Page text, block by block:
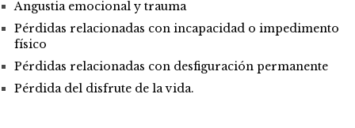
Angustia emocional y trauma
Pérdidas relacionadas con incapacidad o impedimento
físico
Pérdidas relacionadas con desfiguración permanente
Pérdida del disfrute de la vida.